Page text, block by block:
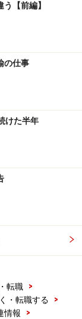
【前編】
の仕事
けた半年
転職
>
・転職する
>
情報
>